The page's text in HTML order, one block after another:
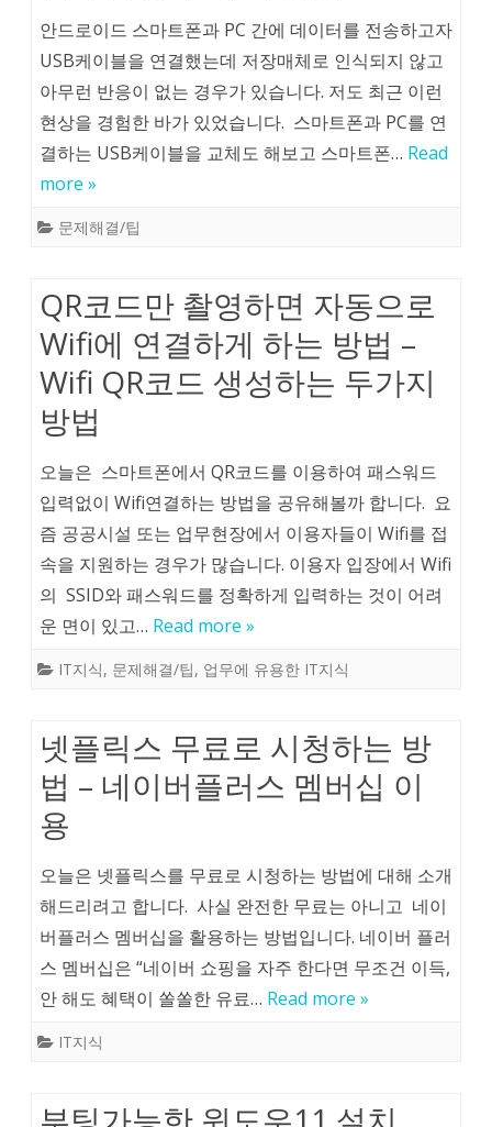
안드로이드 스마트폰과 PC 간에 데이터를 전송하고자
USB케이블을 연결했는데 저장매체로 인식되지 않고
아무런 반응이 없는 경우가 있습니다. 저도 최근 이런
현상을 경험한 바가 있었습니다. 스마트폰과 PC를 연
결하는 USB케이블을 교체도 해보고 스마트폰… Read
more »
문제해결/팁
QR코드만 촬영하면 자동으로
Wifi에 연결하게 하는 방법 –
Wifi QR코드 생성하는 두가지
방법
오늘은 스마트폰에서 QR코드를 이용하여 패스워드
입력없이 Wifi연결하는 방법을 공유해볼까 합니다. 요
즘 공공시설 또는 업무현장에서 이용자들이 Wifi를 접
속을 지원하는 경우가 많습니다. 이용자 입장에서 Wifi
의 SSID와 패스워드를 정확하게 입력하는 것이 어려
운 면이 있고… Read more »
IT지식, 문제해결/팁, 업무에 유용한 IT지식
넷플릭스 무료로 시청하는 방
법 – 네이버플러스 멤버십 이
용
오늘은 넷플릭스를 무료로 시청하는 방법에 대해 소개
해드리려고 합니다. 사실 완전한 무료는 아니고 네이
버플러스 멤버십을 활용하는 방법입니다. 네이버 플러
스 멤버십은 “네이버 쇼핑을 자주 한다면 무조건 이득,
안 해도 혜택이 쏠쏠한 유료… Read more »
IT지식